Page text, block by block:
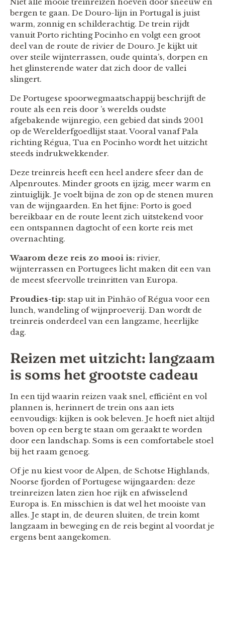
Niet alle mooie treinreizen hoeven door sneeuw en
bergen te gaan. De Douro-lijn in Portugal is juist
warm, zonnig en schilderachtig. De trein rijdt
vanuit Porto richting Pocinho en volgt een groot
deel van de route de rivier de Douro. Je kijkt uit
over steile wijnterrassen, oude quinta’s, dorpen en
het glinsterende water dat zich door de vallei
slingert.
De Portugese spoorwegmaatschappij beschrijft de
route als een reis door ’s werelds oudste
afgebakende wijnregio, een gebied dat sinds 2001
op de Werelderfgoedlijst staat. Vooral vanaf Pala
richting Régua, Tua en Pocinho wordt het uitzicht
steeds indrukwekkender.
Deze treinreis heeft een heel andere sfeer dan de
Alpenroutes. Minder groots en ijzig, meer warm en
zintuiglijk. Je voelt bijna de zon op de stenen muren
van de wijngaarden. En het fijne: Porto is goed
bereikbaar en de route leent zich uitstekend voor
een ontspannen dagtocht of een korte reis met
overnachting.
Waarom deze reis zo mooi is: rivier,
wijnterrassen en Portugees licht maken dit een van
de meest sfeervolle treinritten van Europa.
Proudies-tip: stap uit in Pinhão of Régua voor een
lunch, wandeling of wijnproeverij. Dan wordt de
treinreis onderdeel van een langzame, heerlijke
dag.
Reizen met uitzicht: langzaam
is soms het grootste cadeau
In een tijd waarin reizen vaak snel, efficiënt en vol
plannen is, herinnert de trein ons aan iets
eenvoudigs: kijken is ook beleven. Je hoeft niet altijd
boven op een berg te staan om geraakt te worden
door een landschap. Soms is een comfortabele stoel
bij het raam genoeg.
Of je nu kiest voor de Alpen, de Schotse Highlands,
Noorse fjorden of Portugese wijngaarden: deze
treinreizen laten zien hoe rijk en afwisselend
Europa is. En misschien is dat wel het mooiste van
alles. Je stapt in, de deuren sluiten, de trein komt
langzaam in beweging en de reis begint al voordat je
ergens bent aangekomen.